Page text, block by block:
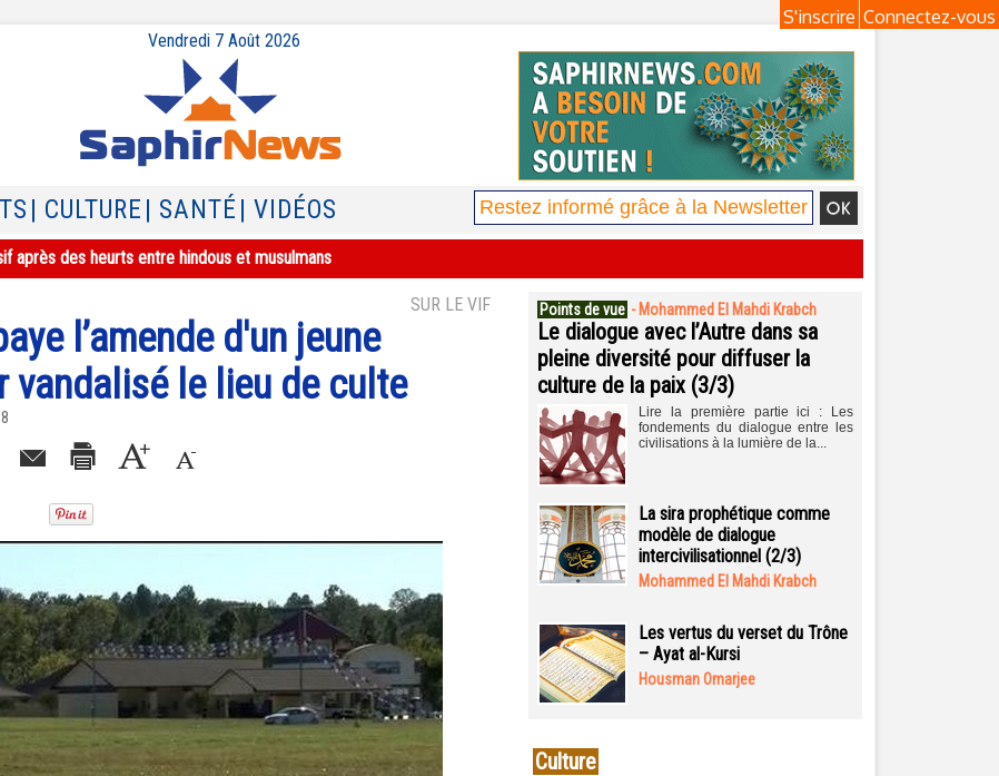
Connectez-vous
S'inscrire
Vendredi 7 Août 2026
| CULTURE | SANTÉ | VIDÉOS
après des heurts entre hindous et musulmans
SUR LE VIF
l’amende d'un jeune
vandalisé le lieu de culte
Points de vue - Mohammed El Mahdi Krabch
Le dialogue avec l’Autre dans sa
pleine diversité pour diffuser la
culture de la paix (3/3)
Lire la première partie ici : Les
fondements du dialogue entre les
civilisations à la lumière de la...
La sira prophétique comme
modèle de dialogue
intercivilisationnel (2/3)
Mohammed El Mahdi Krabch
Les vertus du verset du Trône
– Ayat al-Kursi
Housman Omarjee
Culture